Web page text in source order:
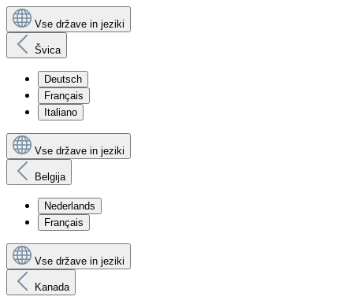
Vse države in jeziki
Švica
Deutsch
Français
Italiano
Vse države in jeziki
Belgija
Nederlands
Français
Vse države in jeziki
Kanada